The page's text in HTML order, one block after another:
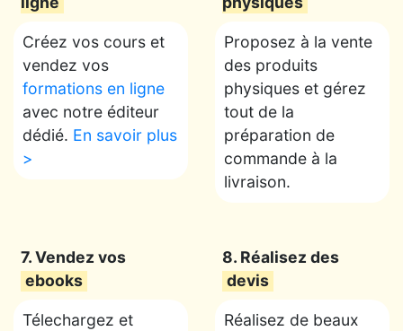
Créez vos cours et
vendez vos
formations en ligne
avec notre éditeur
dédié. En savoir plus
>
Proposez à la vente
des produits
physiques et gérez
tout de la
préparation de
commande à la
livraison.
7. Vendez vos
ebooks
Télechargez et
8. Réalisez des
devis
Réalisez de beaux